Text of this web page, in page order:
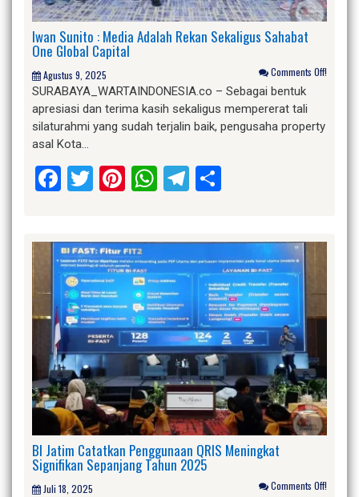
Iwan Sunito : Media Adalah Rekan Sekaligus Sahabat
One Global Capital
Agustus 9, 2025 Comments Off!
SURABAYA_WARTAINDONESIA.co – Sebagai bentuk
apresiasi dan terima kasih sekaligus mempererat tali
silaturahmi yang sudah terjalin baik, pengusaha property
asal Kota…
Facebook
Twitter
Pinterest
WhatsApp
Telegram
BI Jatim Catatkan Penggunaan QRIS Meningkat
Signifikan Sepanjang Tahun 2025
Juli 18, 2025 Comments Off!